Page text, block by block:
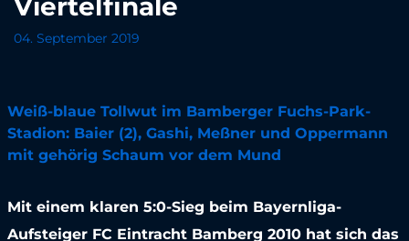
Viertelfinale
04. September 2019
Weiß-blaue Tollwut im Bamberger Fuchs-Park-
Stadion: Baier (2), Gashi, Meßner und Oppermann
mit gehörig Schaum vor dem Mund
Mit einem klaren 5:0-Sieg beim Bayernliga-
Aufsteiger FC Eintracht Bamberg 2010 hat sich das